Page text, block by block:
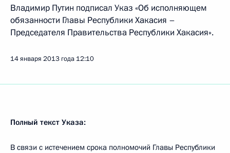
Владимир Путин подписал Указ «Об исполняющем
обязанности Главы Республики Хакасия –
Председателя Правительства Республики Хакасия».
14 января 2013 года 12:10
Полный текст Указа:
В связи с истечением срока полномочий Главы Республики